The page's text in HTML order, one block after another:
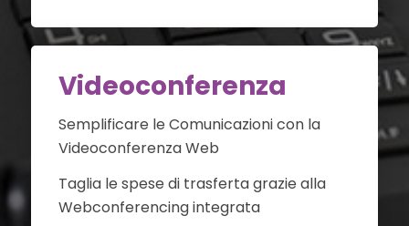
Videoconferenza
Semplificare le Comunicazioni con la
Videoconferenza Web
Taglia le spese di trasferta grazie alla
Webconferencing integrata